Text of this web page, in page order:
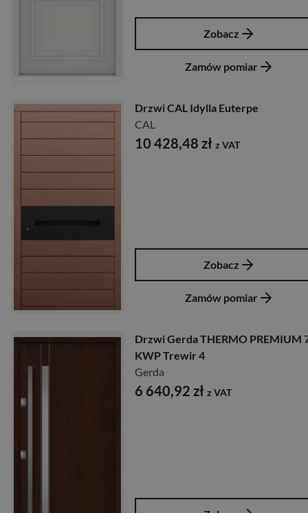
Zobacz
Zamów pomiar
Drzwi CAL Idylla Euterpe
CAL
10 428,48 zł z VAT
Zobacz
Zamów pomiar
Drzwi Gerda THERMO PREMIUM
KWP Trewir 4
Gerda
6 640,92 zł z VAT